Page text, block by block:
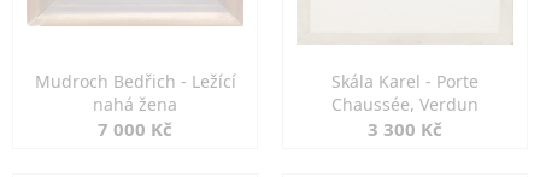
Mudroch Bedřich - Ležící
nahá žena
7 000 Kč
Skála Karel - Porte
Chaussée, Verdun
3 300 Kč